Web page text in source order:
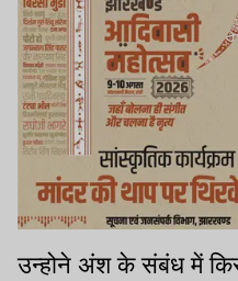
उन्होने अंश के संबंध में